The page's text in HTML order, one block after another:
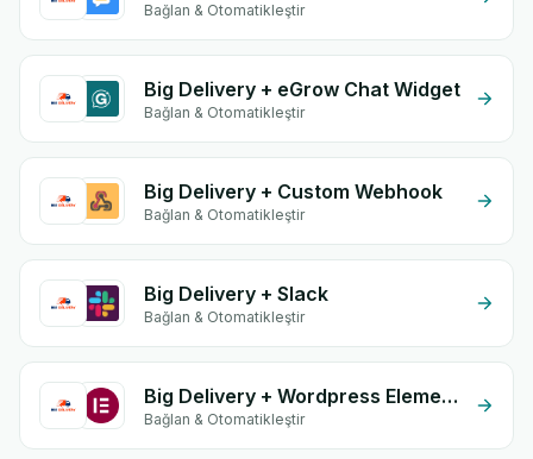
Bağlan & Otomatikleştir
Big Delivery + eGrow Chat Widget
Bağlan & Otomatikleştir
Big Delivery + Custom Webhook
Bağlan & Otomatikleştir
Big Delivery + Slack
Bağlan & Otomatikleştir
Big Delivery + Wordpress Elementor
Bağlan & Otomatikleştir